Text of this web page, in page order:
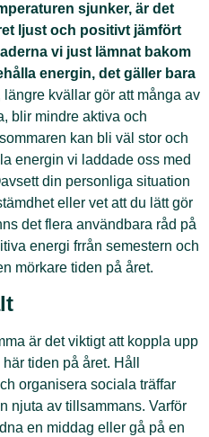
sjunker, är det
ljust och positivt jämfört
vi just lämnat bakom
energin, det gäller bara
längre kvällar gör att många av
blir mindre aktiva och
kan bli väl stor och
energin vi laddade oss med
din personliga situation
eller vet att du lätt gör
det flera användbara råd på
energi frrån semestern och
mörkare tiden på året.
är det viktigt att koppla upp
tiden på året. Håll
organisera sociala träffar
njuta av tillsammans. Varför
en middag eller gå på en